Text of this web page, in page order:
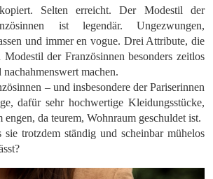
Selten erreicht. Der Modestil der
ist legendär. Ungezwungen,
und immer en vogue. Drei Attribute, die
Modestil der Französinnen besonders zeitlos
nachahmenswert machen.
– und insbesondere der Pariserinnen
dafür sehr hochwertige Kleidungsstücke,
engen, da teurem, Wohnraum geschuldet ist.
sie trotzdem ständig und scheinbar mühelos